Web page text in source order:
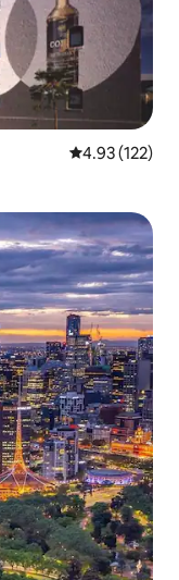
レビュー122
4.93 (122)